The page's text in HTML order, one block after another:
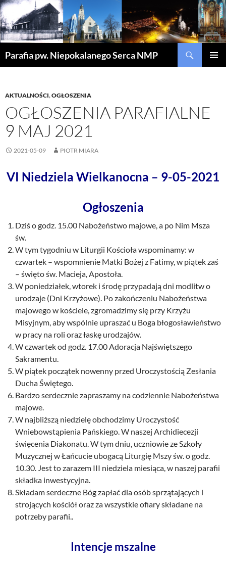
Parafia pw. Niepokalanego Serca NMP
AKTUALNOŚCI,OGŁOSZENIA
OGŁOSZENIA PARAFIALNE
9 MAJ 2021
2021-05-09 PIOTR MIARA
VI Niedziela Wielkanocna – 9-05-2021
Ogłoszenia
Dziś o godz. 15.00 Nabożeństwo majowe, a po Nim Msza
św.
W tym tygodniu w Liturgii Kościoła wspominamy: w
czwartek – wspomnienie Matki Bożej z Fatimy, w piątek zaś
– święto św. Macieja, Apostoła.
W poniedziałek, wtorek i środę przypadają dni modlitw o
urodzaje (Dni Krzyżowe). Po zakończeniu Nabożeństwa
majowego w kościele, zgromadzimy się przy Krzyżu
Misyjnym, aby wspólnie upraszać u Boga błogosławieństwo
w pracy na roli oraz łaskę urodzajów.
W czwartek od godz. 17.00 Adoracja Najświętszego
Sakramentu.
W piątek początek nowenny przed Uroczystością Zesłania
Ducha Świętego.
Bardzo serdecznie zapraszamy na codziennie Nabożeństwa
majowe.
W najbliższą niedzielę obchodzimy Uroczystość
Wniebowstąpienia Pańskiego. W naszej Archidiecezji
święcenia Diakonatu. W tym dniu, uczniowie ze Szkoły
Muzycznej w Łańcucie ubogacą Liturgię Mszy św. o godz.
10.30. Jest to zarazem III niedziela miesiąca, w naszej parafii
składka inwestycyjna.
Składam serdeczne Bóg zapłać dla osób sprzątających i
strojących kościół oraz za wszystkie ofiary składane na
potrzeby parafii..
Intencje mszalne